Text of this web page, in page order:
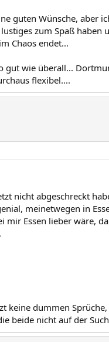
guten Wünsche, aber
zum Spaß haben
Chaos endet...
gut wie überall...
flexibel....
nicht abgeschreckt
meinetwegen in
mir Essen lieber wäre,
keine dummen
beide nicht auf der